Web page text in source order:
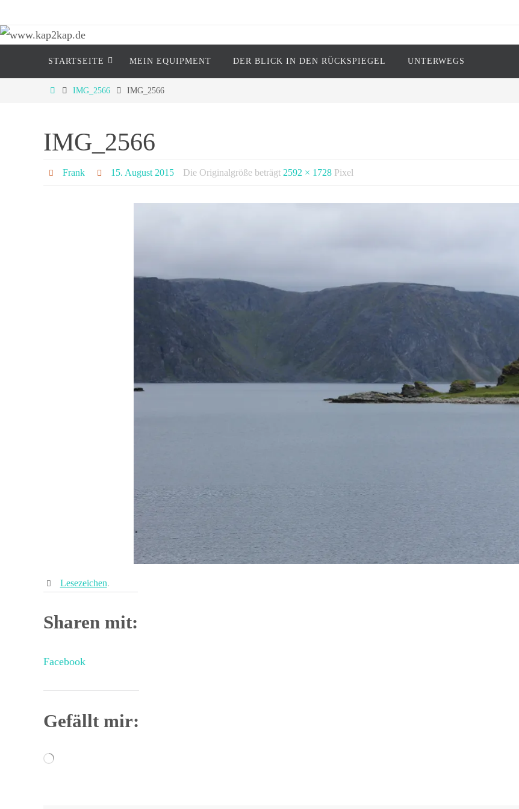
Inhalt
springen
www.kap2kap.de
"Reisen ist tödlich..... für Vorurteile" (Mark Twain)
STARTSEITE MEIN EQUIP­MENT DER BLICK IN DEN RÜCKSPIEGEL UNTERWEGS
StartIMG_2566 IMG_2566
IMG_2566
Frank 15. August 2015 Die Originalgröße beträgt 2592 × 1728 Pixel
Lesezeichen.
Sharen mit:
Facebook
Gefällt mir:
Wird